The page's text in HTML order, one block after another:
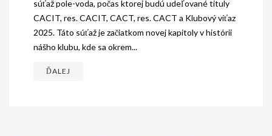
súťaž pole-voda, počas ktorej budú udeľované tituly
CACIT, res. CACIT, CACT, res. CACT a Klubový víťaz
2025. Táto súťaž je začiatkom novej kapitoly v histórii
nášho klubu, kde sa okrem...
ĎALEJ